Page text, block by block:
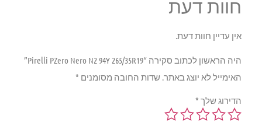
חוות דעת
אין עדיין חוות דעת.
היה הראשון לכתוב סקירה “Pirelli PZero Nero N2 94Y 265/35R19”
האימייל לא יוצג באתר.שדות החובה מסומנים*
הדירוג שלך*